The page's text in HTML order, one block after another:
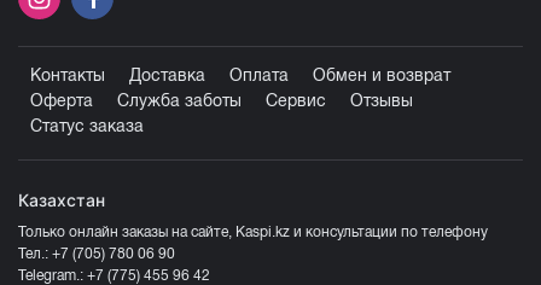
Контакты Доставка Оплата
Обмен и возврат
Оферта
Служба заботы Сервис
Отзывы
Статус заказа
Казахстан
Только онлайн заказы на сайте, Kaspi.kz и консультации по телефону
Тел.: +7 (705) 780 06 90
Telegram.: +7 (775) 455 96 42